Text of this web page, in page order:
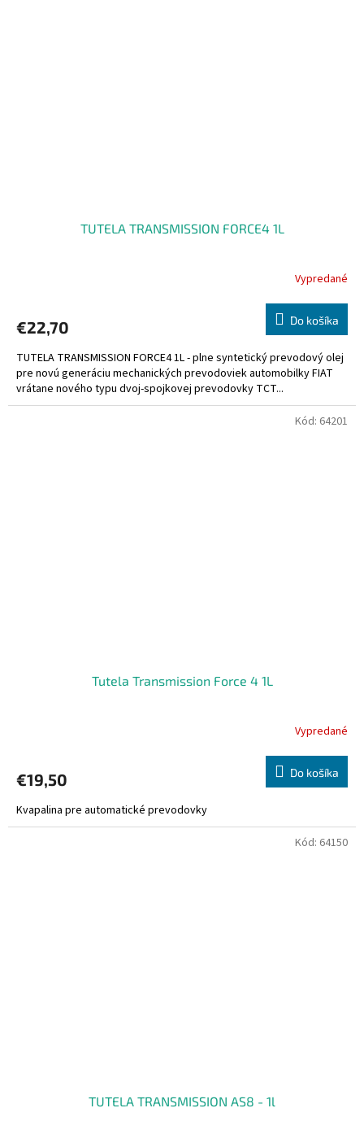
TUTELA TRANSMISSION FORCE4 1L
Vypredané
€22,70 Do košíka
TUTELA TRANSMISSION FORCE4 1L - plne syntetický prevodový olej
pre novú generáciu mechanických prevodoviek automobilky FIAT
vrátane nového typu dvoj-spojkovej prevodovky TCT...
Tutela Transmission Force 4 1L
Vypredané
€19,50 Do košíka
Kvapalina pre automatické prevodovky
Kód: 64201
TUTELA TRANSMISSION AS8 - 1l
Kód: 64150